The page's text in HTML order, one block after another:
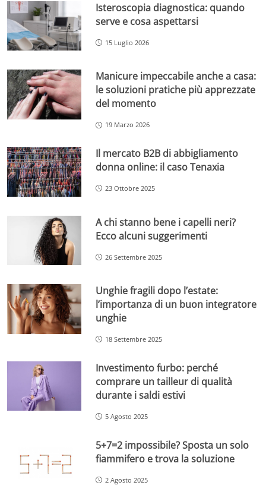
Isteroscopia diagnostica: quando
serve e cosa aspettarsi
15 Luglio 2026
Manicure impeccabile anche a casa:
le soluzioni pratiche più apprezzate
del momento
19 Marzo 2026
Il mercato B2B di abbigliamento
donna online: il caso Tenaxia
23 Ottobre 2025
A chi stanno bene i capelli neri?
Ecco alcuni suggerimenti
26 Settembre 2025
Unghie fragili dopo l’estate:
l’importanza di un buon integratore
unghie
18 Settembre 2025
Investimento furbo: perché
comprare un tailleur di qualità
durante i saldi estivi
5 Agosto 2025
5+7=2 impossibile? Sposta un solo
fiammifero e trova la soluzione
2 Agosto 2025